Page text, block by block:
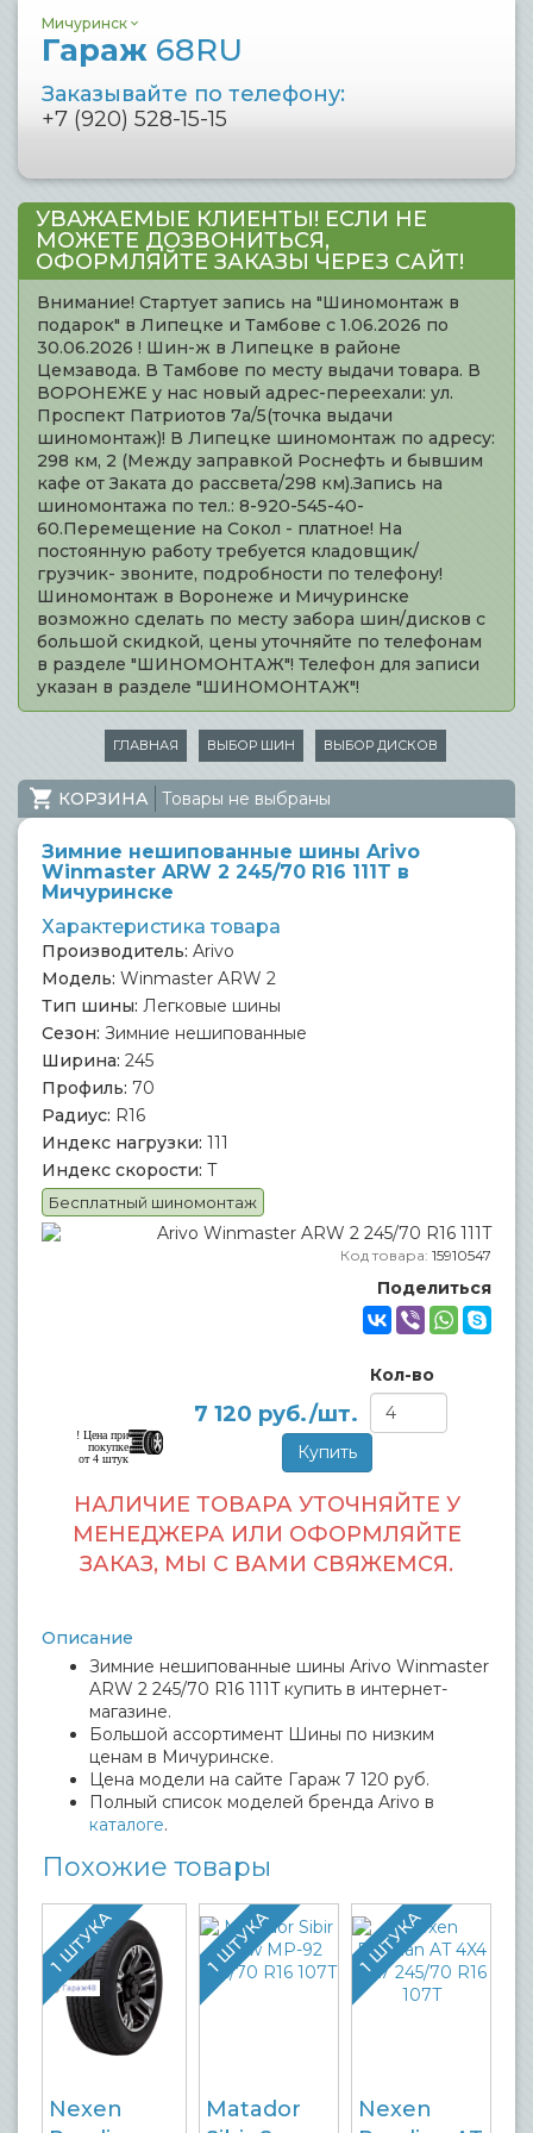
Мичуринск
Гараж 68RU
Заказывайте по телефону:
+7 (920) 528-15-15
УВАЖАЕМЫЕ КЛИЕНТЫ! ЕСЛИ НЕ
МОЖЕТЕ ДОЗВОНИТЬСЯ,
ОФОРМЛЯЙТЕ ЗАКАЗЫ ЧЕРЕЗ САЙТ!
Внимание! Стартует запись на "Шиномонтаж в
подарок" в Липецке и Тамбове с 1.06.2026 по
30.06.2026 ! Шин-ж в Липецке в районе
Цемзавода. В Тамбове по месту выдачи товара. В
ВОРОНЕЖЕ у нас новый адрес-переехали: ул.
Проспект Патриотов 7а/5(точка выдачи
шиномонтаж)! В Липецке шиномонтаж по адресу:
298 км, 2 (Между заправкой Роснефть и бывшим
кафе от Заката до рассвета/298 км).Запись на
шиномонтажа по тел.: 8-920-545-40-
60.Перемещение на Сокол - платное! На
постоянную работу требуется кладовщик/
грузчик- звоните, подробности по телефону!
Шиномонтаж в Воронеже и Мичуринске
возможно сделать по месту забора шин/дисков с
большой скидкой, цены уточняйте по телефонам
в разделе "ШИНОМОНТАЖ"! Телефон для записи
указан в разделе "ШИНОМОНТАЖ"!
ГЛАВНАЯ ВЫБОР ШИН ВЫБОР ДИСКОВ
КОРЗИНА Товары не выбраны
Зимние нешипованные шины Arivo
Winmaster ARW 2 245/70 R16 111T в
Мичуринске
Характеристика товара
Производитель: Arivo
Модель: Winmaster ARW 2
Тип шины: Легковые шины
Сезон: Зимние нешипованные
Ширина: 245
Профиль: 70
Радиус: R16
Индекс нагрузки: 111
Индекс скорости: T
Бесплатный шиномонтаж
Код товара: 15910547
Поделиться
! Цена при
покупке
от 4 штук
7 120 руб./шт.
Кол-во
НАЛИЧИЕ ТОВАРА УТОЧНЯЙТЕ У
МЕНЕДЖЕРА ИЛИ ОФОРМЛЯЙТЕ
ЗАКАЗ, МЫ С ВАМИ СВЯЖЕМСЯ.
Описание
Зимние нешипованные шины Arivo Winmaster
ARW 2 245/70 R16 111T купить в интернет-
магазине.
Большой ассортимент Шины по низким
ценам в Мичуринске.
Цена модели на сайте Гараж 7 120 руб.
Полный список моделей бренда Arivo в
каталоге.
Похожие товары
1 ШТУКА
Nexen
1 ШТУКА
Matador
1 ШТУКА
Nexen